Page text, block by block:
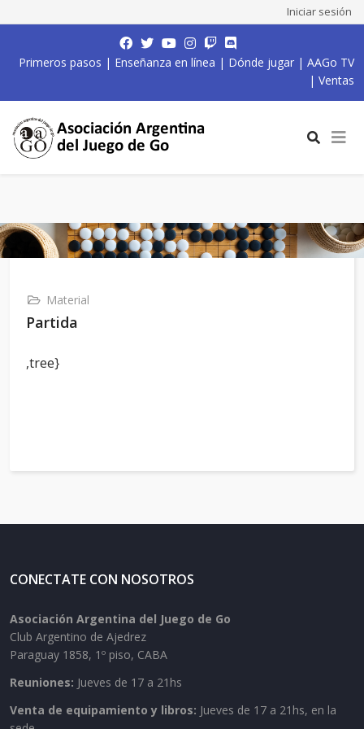
Iniciar sesión
Primeros pasos | Enseñanza en línea | Dónde jugar | AAGo TV
| Ventas
Material
Partida
,tree}
CONECTATE CON NOSOTROS
Asociación Argentina del Juego de Go
Club Argentino de Ajedrez
Paraguay 1858, 1º piso, CABA
Reuniones: Jueves de 17 a 21hs
Venta de equipamiento y libros: Jueves de 17 a 21hs, en la